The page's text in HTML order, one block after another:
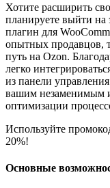
Хотите расширить
планируете выйти
плагин для
опытных продавцов,
путь на Ozon.
легко
из панели
вашим незаменимым
оптимизации
Используйте
20%!
Основные